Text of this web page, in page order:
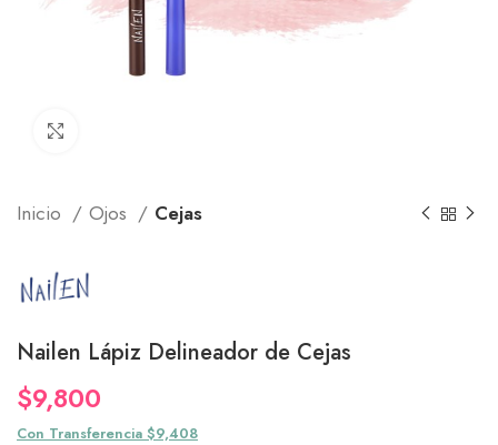
Inicio Ojos Cejas
Nailen Lápiz Delineador de Cejas
$9,800
Con Transferencia $9,408